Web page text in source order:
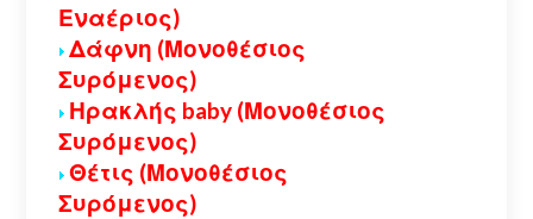
Εναέριος)
Δάφνη (Μονοθέσιος
Συρόμενος)
Ηρακλής baby (Μονοθέσιος
Συρόμενος)
Θέτις (Μονοθέσιος
Συρόμενος)